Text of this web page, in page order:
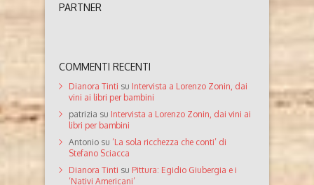
PARTNER
COMMENTI RECENTI
Dianora Tinti su Intervista a Lorenzo Zonin, dai
vini ai libri per bambini
patrizia su Intervista a Lorenzo Zonin, dai vini ai
libri per bambini
Antonio su ‘La sola ricchezza che conti’ di
Stefano Sciacca
Dianora Tinti su Pittura: Egidio Giubergia e i
‘Nativi Americani’